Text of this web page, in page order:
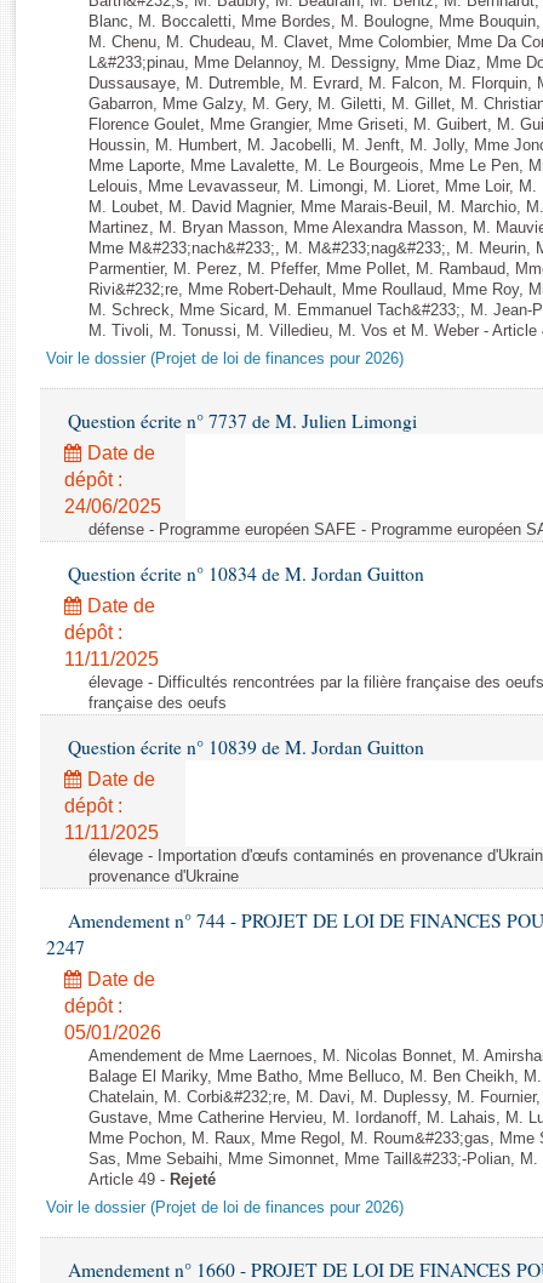
Rapports d'enquête
Rapports législatifs
Rapports sur l'application des lois
Baromètre de l’application des lois
Dossiers législatifs
Budget et sécurité sociale
Questions écrites et orales
Comptes rendus des débats
Blanc, M. Boccaletti, Mme Bordes, M. Boulogne, Mme
M. Chenu, M. Chudeau, M. Clavet, Mme Colombier, Mme Da
L&#233;pinau, Mme Delannoy, M. Dessigny, Mme Diaz, Mme
Dussausaye, M. Dutremble, M. Evrard, M. Falcon, M. Florquin,
Gabarron, Mme Galzy, M. Gery, M. Giletti, M. Gillet, M.
Florence Goulet, Mme Grangier, Mme Griseti, M. Guibert, M.
Houssin, M. Humbert, M. Jacobelli, M. Jenft, M. Jolly, Mme
Mme Laporte, Mme Lavalette, M. Le Bourgeois, Mme Le Pen,
Lelouis, Mme Levavasseur, M. Limongi, M. Lioret, Mme Loir,
M. Loubet, M. David Magnier, Mme Marais-Beuil, M. Marchio,
Martinez, M. Bryan Masson, Mme Alexandra Masson, M.
Mme M&#233;nach&#233;, M. M&#233;nag&#233;, M. Meurin,
Parmentier, M. Perez, M. Pfeffer, Mme Pollet, M. Rambaud,
Rivi&#232;re, Mme Robert-Dehault, Mme Roullaud, Mme Roy,
M. Schreck, Mme Sicard, M. Emmanuel Tach&#233;, M. Jean-
M. Tivoli, M. Tonussi, M. Villedieu, M. Vos et M. Weber -
Voir le dossier (Projet de loi de finances pour 2026)
Question écrite n° 7737 de M. Julien Limongi
Date de
dépôt :
24/06/2025
défense - Programme européen SAFE - Programme européen
Question écrite n° 10834 de M. Jordan Guitton
Date de
dépôt :
11/11/2025
élevage - Difficultés rencontrées par la filière française des
française des oeufs
Question écrite n° 10839 de M. Jordan Guitton
Date de
dépôt :
11/11/2025
élevage - Importation d'œufs contaminés en provenance
provenance d'Ukraine
Amendement n° 744 - PROJET DE LOI DE FINANCES
2247
Date de
dépôt :
05/01/2026
Amendement de Mme Laernoes, M. Nicolas Bonnet, M.
Balage El Mariky, Mme Batho, Mme Belluco, M. Ben Cheikh,
Chatelain, M. Corbi&#232;re, M. Davi, M. Duplessy, M.
Gustave, Mme Catherine Hervieu, M. Iordanoff, M. Lahais, M.
Mme Pochon, M. Raux, Mme Regol, M. Roum&#233;gas,
Sas, Mme Sebaihi, Mme Simonnet, Mme Taill&#233;-Polian,
Article 49 - Rejeté
Voir le dossier (Projet de loi de finances pour 2026)
Amendement n° 1660 - PROJET DE LOI DE FINANCES